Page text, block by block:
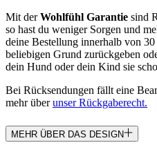
Mit derWohlfühl Garantie sind
so hast du weniger Sorgen und
deine Bestellung innerhalb von
beliebigen Grund zurückgeben
dein Hund oder dein Kind sie
Bei Rücksendungen fällt eine
mehr überunser Rückgaberecht.
MEHR ÜBER DAS DESIGN